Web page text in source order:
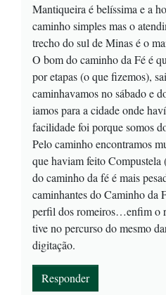
Mantiqueira é belíssima e a
caminho simples mas o
trecho do sul de Minas é o
O bom do caminho da Fé é
por etapas (o que fizemos),
caminhavamos no sábado e
iamos para a cidade onde
facilidade foi porque somos
Pelo caminho encontramos
que haviam feito
do caminho da fé é mais
caminhantes do Caminho da
perfil dos romeiros…enfim o
tive no percurso do mesmo
digitação.
Responder